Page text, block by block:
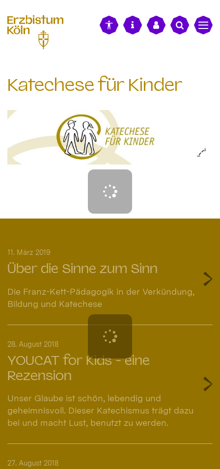
Katechese für Kinder
Über die Sinne zum Sinn
11. März 2019
Die Franz-Kett-Pädagogik in der Verkündung,
Bildung und Katechese
YOUCAT for Kids - eine
Rezension
28. August 2018
Unser Glaube ist schön, lebendig und
geheimnisvoll. Dieser Katechismus trägt dazu
bei und macht Lust, benutzt zu werden.
27. August 2018